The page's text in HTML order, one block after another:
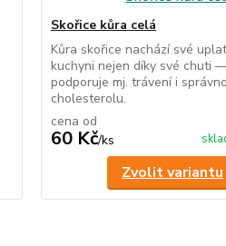
Skořice kůra celá
Kůra skořice nachází své
kuchyni nejen díky své chuti
podporuje mj. trávení i
cholesterolu.
cena od
60 Kč/ks
Zvolit variantu